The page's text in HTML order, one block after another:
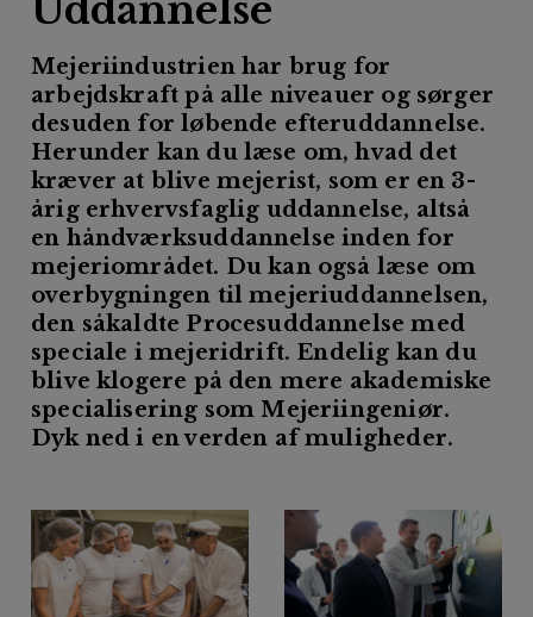
Uddannelse
Mejeriindustrien har brug for
arbejdskraft på alle niveauer og sørger
desuden for løbende efteruddannelse.
Herunder kan du læse om, hvad det
kræver at blive mejerist, som er en 3-
årig erhvervsfaglig uddannelse, altså
en håndværksuddannelse inden for
mejeriområdet. Du kan også læse om
overbygningen til mejeriuddannelsen,
den såkaldte Procesuddannelse med
speciale i mejeridrift. Endelig kan du
blive klogere på den mere akademiske
specialisering som Mejeriingeniør.
Dyk ned i en verden af muligheder.